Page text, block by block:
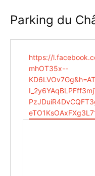
Parking du
Site
web
https://
mhOT35x--